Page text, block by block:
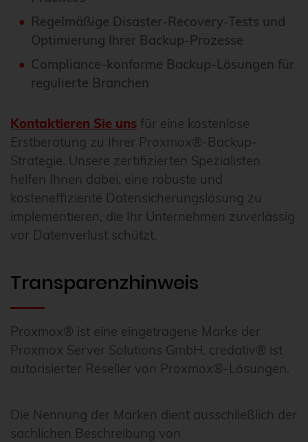
Regelmäßige Disaster-Recovery-Tests und
Optimierung Ihrer Backup-Prozesse
Compliance-konforme Backup-Lösungen für
regulierte Branchen
Kontaktieren Sie uns für eine kostenlose
Erstberatung zu Ihrer Proxmox®-Backup-
Strategie. Unsere zertifizierten Spezialisten
helfen Ihnen dabei, eine robuste und
kosteneffiziente Datensicherungslösung zu
implementieren, die Ihr Unternehmen zuverlässig
vor Datenverlust schützt.
Transparenzhinweis
Proxmox® ist eine eingetragene Marke der
Proxmox Server Solutions GmbH. credativ® ist
autorisierter Reseller von Proxmox®-Lösungen.
Die Nennung der Marken dient ausschließlich der
sachlichen Beschreibung von